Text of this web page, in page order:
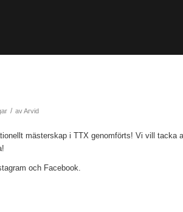
/ avArvid
mästerskap i TTX genomförts! Vi vill tacka
och Facebook.